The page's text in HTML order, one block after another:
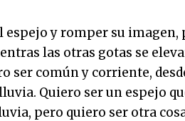
espejo y romper su imagen,
las otras gotas se
ser común y corriente,
Quiero ser un espejo
pero quiero ser otra